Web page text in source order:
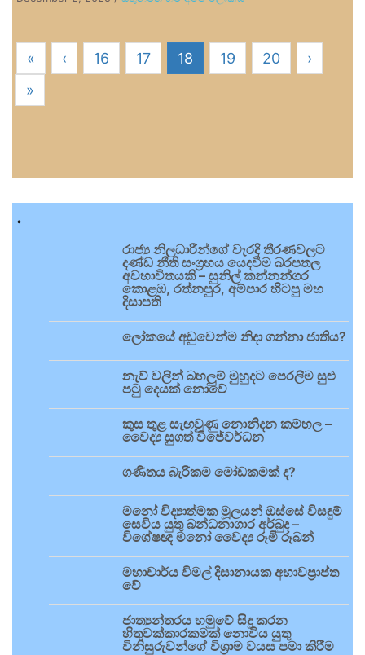
« ‹ 16 17 18 19 20
›
»
.
රාජ්‍ය නිලධාරීන්ගේ වැරදි තීරණවලට
දණ්ඩ නීති සංග්‍රහය යෙදවීම බරපතල
අවභාවිතයකි – සුනිල් කන්නන්ගර
කොළඹ, රත්නපුර, අම්පාර හිටපු මහ
දිසාපති
ලෝකයේ අඩුවෙන්ම නිදා ගන්නා ජාතිය?
නැව් වලින් බහලුම් මුහුදට පෙරලීම සුළු
පටු දෙයක් නොවේ
කුස තුළ සැඟවුණු නොනිදන කම්හල –
වෛද්‍ය සුගත් විජේවර්ධන
ගණිතය බැරිකම මෝඩකමක් ද?
මනෝ විද්‍යාත්මක මූලයන් ඔස්සේ විසඳුම්
සෙවිය යුතු බන්ධනාගාර අර්බුද –
විශේෂඥ මනෝ වෛද්‍ය රූමි රූබන්
මහාචාර්ය විමල් දිසානායක අභාවප්‍රාප්ත
වේ
ජාත්‍යන්තරය හමුවේ සිදු කරන
හිතුවක්කාරකමක් නොවිය යුතු
විනිසුරුවන්ගේ විශ්‍රාම වයස පමා කිරීම